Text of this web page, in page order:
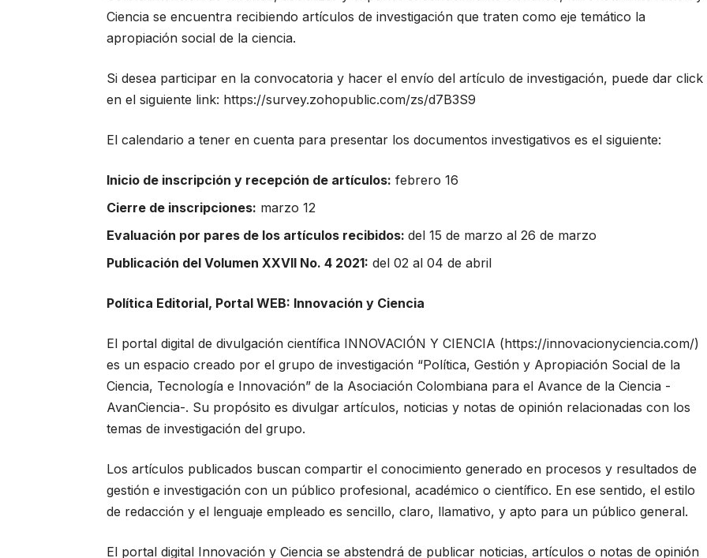
Ciencia se encuentra recibiendo artículos de investigación que traten como eje temático la
apropiación social de la ciencia.
Si desea participar en la convocatoria y hacer el envío del artículo de investigación, puede dar click
en el siguiente link: https://survey.zohopublic.com/zs/d7B3S9
El calendario a tener en cuenta para presentar los documentos investigativos es el siguiente:
Inicio de inscripción y recepción de artículos: febrero 16
Cierre de inscripciones: marzo 12
Evaluación por pares de los artículos recibidos:del 15 de marzo al 26 de marzo
Publicación del Volumen XXVII No. 4 2021: del 02 al 04 de abril
Política Editorial, Portal WEB: Innovación y Ciencia
El portal digital de divulgación científica INNOVACIÓN Y CIENCIA (https://innovacionyciencia.com/)
es un espacio creado por el grupo de investigación “Política, Gestión y Apropiación Social de la
Ciencia, Tecnología e Innovación” de la Asociación Colombiana para el Avance de la Ciencia -
AvanCiencia-. Su propósito es divulgar artículos, noticias y notas de opinión relacionadas con los
temas de investigación del grupo.
Los artículos publicados buscan compartir el conocimiento generado en procesos y resultados de
gestión e investigación con un público profesional, académico o científico. En ese sentido, el estilo
de redacción y el lenguaje empleado es sencillo, claro, llamativo, y apto para un público general.
El portal digital Innovación y Ciencia se abstendrá de publicar noticias, artículos o notas de opinión